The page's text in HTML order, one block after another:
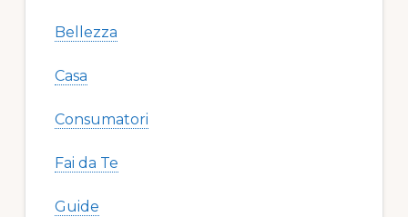
Bellezza
Casa
Consumatori
Fai da Te
Guide